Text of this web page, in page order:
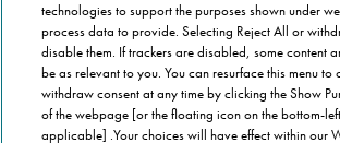
Scorri per maggiori
technologies to support the purposes shown under
process data to provide. Selecting Reject All or
disable them. If trackers are disabled, some content
be as relevant to you. You can resurface this menu
withdraw consent at any time by clicking the Show
of the webpage [or the floating icon on the bottom-
applicable] .Your choices will have effect within our